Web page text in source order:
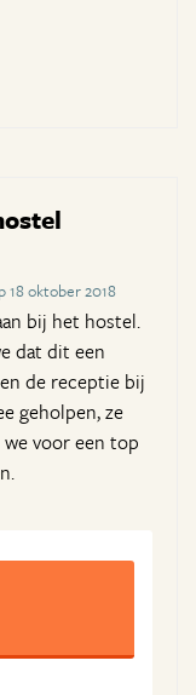
18 oktober 2018
bij het hostel.
dat dit een
de receptie bij
geholpen, ze
voor een top